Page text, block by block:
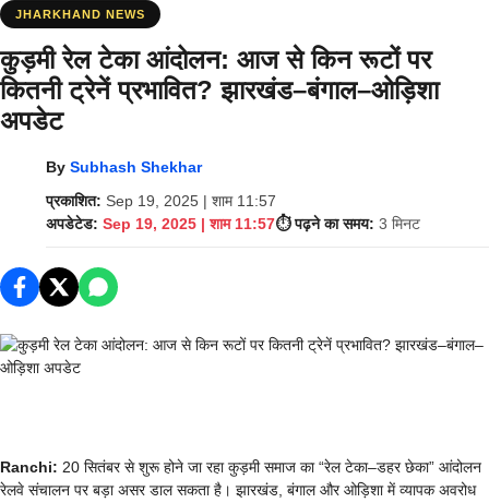
JHARKHAND NEWS
कुड़मी रेल टेका आंदोलन: आज से किन रूटों पर
कितनी ट्रेनें प्रभावित? झारखंड–बंगाल–ओड़िशा
अपडेट
By Subhash Shekhar
प्रकाशित: Sep 19, 2025 | शाम 11:57
अपडेटेड: Sep 19, 2025 | शाम 11:57⏱️ पढ़ने का समय: 3 मिनट
Ranchi: 20 सितंबर से शुरू होने जा रहा कुड़मी समाज का “रेल टेका–डहर छेका” आंदोलन
रेलवे संचालन पर बड़ा असर डाल सकता है। झारखंड, बंगाल और ओड़िशा में व्यापक अवरोध